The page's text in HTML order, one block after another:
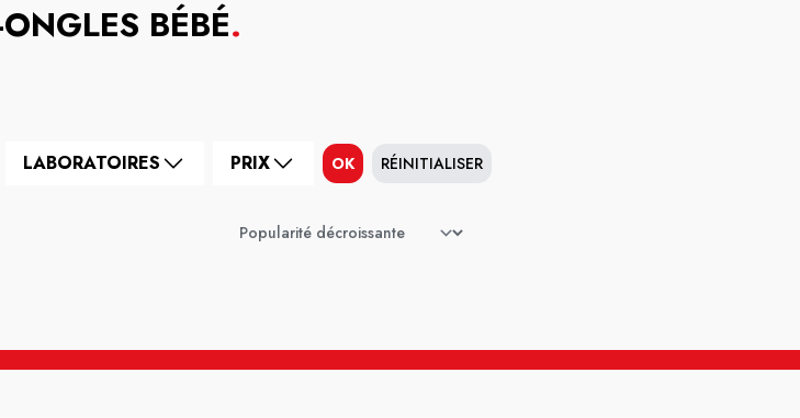
BÉBÉ.
LABORATOIRES PRIX OK RÉINITIALISER